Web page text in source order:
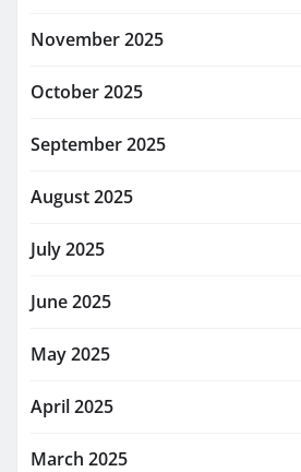
November 2025
October 2025
September 2025
August 2025
July 2025
June 2025
May 2025
April 2025
March 2025